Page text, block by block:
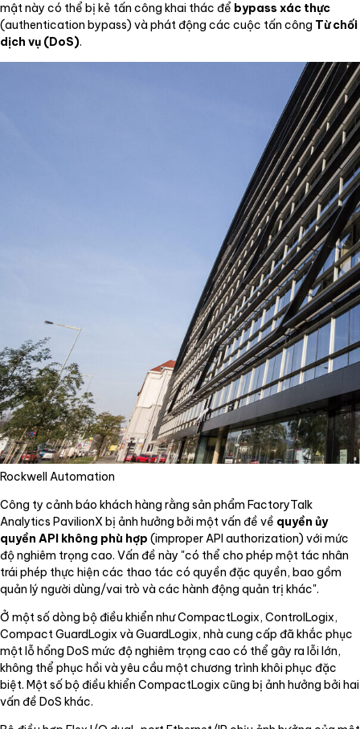
mật này có thể bị kẻ tấn công khai thác để bypass xác thực
(authentication bypass) và phát động các cuộc tấn công Từ chối
dịch vụ (DoS).
Rockwell Automation
Công ty cảnh báo khách hàng rằng sản phẩm FactoryTalk
Analytics PavilionX bị ảnh hưởng bởi một vấn đề về quyền ủy
quyền API không phù hợp (improper API authorization) với mức
độ nghiêm trọng cao. Vấn đề này "có thể cho phép một tác nhân
trái phép thực hiện các thao tác có quyền đặc quyền, bao gồm
quản lý người dùng/vai trò và các hành động quản trị khác".
Ở một số dòng bộ điều khiển như CompactLogix, ControlLogix,
Compact GuardLogix và GuardLogix, nhà cung cấp đã khắc phục
một lỗ hổng DoS mức độ nghiêm trọng cao có thể gây ra lỗi lớn,
không thể phục hồi và yêu cầu một chương trình khôi phục đặc
biệt. Một số bộ điều khiển CompactLogix cũng bị ảnh hưởng bởi hai
vấn đề DoS khác.